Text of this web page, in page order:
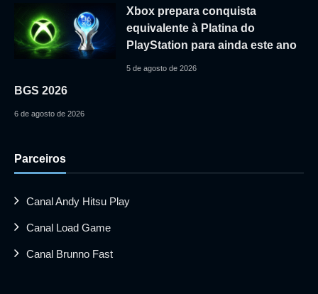
Xbox prepara conquista
equivalente à Platina do
PlayStation para ainda este ano
5 de agosto de 2026
BGS 2026
6 de agosto de 2026
Parceiros
Canal Andy Hitsu Play
Canal Load Game
Canal Brunno Fast